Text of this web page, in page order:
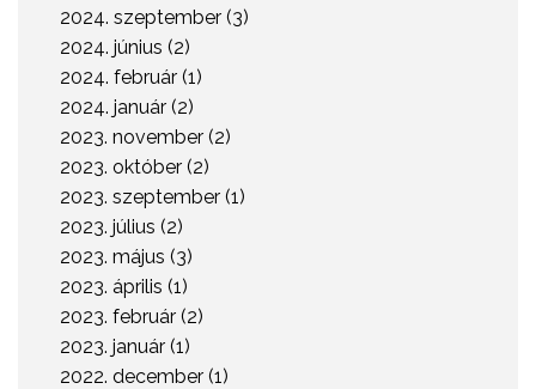
2024. szeptember (3)
2024. június (2)
2024. február (1)
2024. január (2)
2023. november (2)
2023. október (2)
2023. szeptember (1)
2023. július (2)
2023. május (3)
2023. április (1)
2023. február (2)
2023. január (1)
2022. december (1)